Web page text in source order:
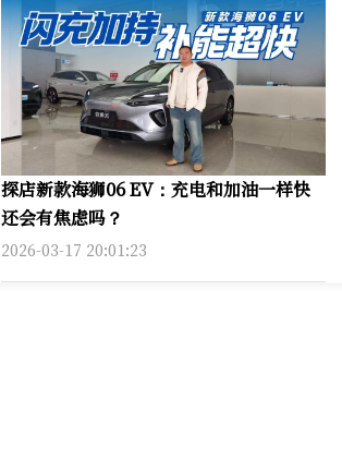
探店新款海狮06 EV：充电和加油一样快
还会有焦虑吗？
2026-03-17 20:01:23